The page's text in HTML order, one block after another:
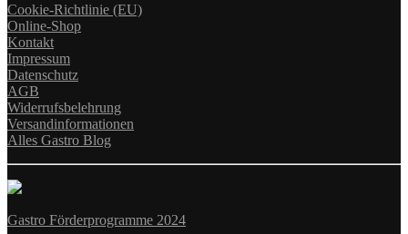
Cookie-Richtlinie (EU)
Online-Shop
Kontakt
Impressum
Datenschutz
AGB
Widerrufsbelehrung
Versandinformationen
Alles Gastro Blog
Gastro Förderprogramme 2024